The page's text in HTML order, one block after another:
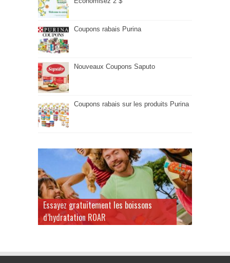
Coupons rabais Purina
Nouveaux Coupons Saputo
Coupons rabais sur les produits Purina
Essayez gratuitement les boissons
d’hydratation ROAR